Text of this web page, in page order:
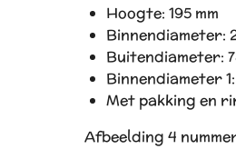
Hoogte: 195 mm
Binnendiameter:
Buitendiameter:
Binnendiameter
Met pakking en
Afbeelding 4